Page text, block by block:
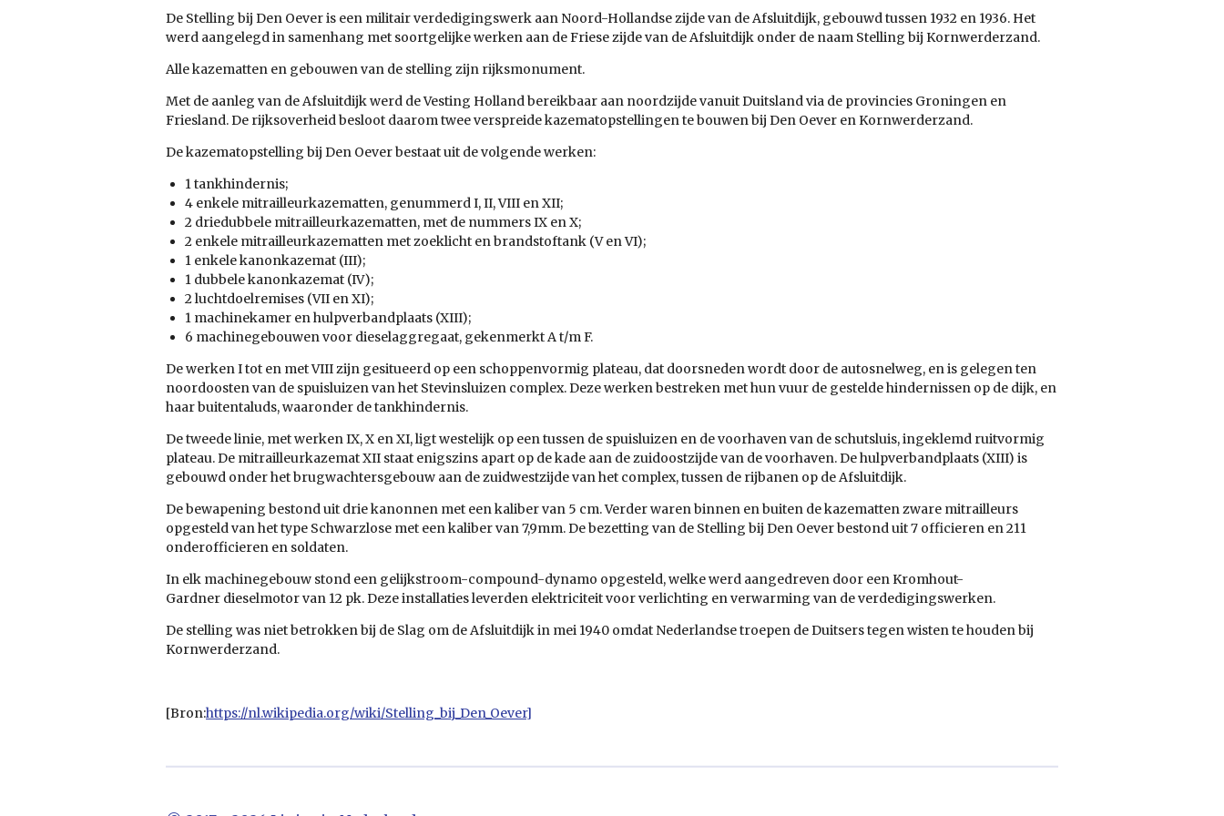
De Stelling bij Den Oever is een militair verdedigingswerk aan Noord-Hollandse zijde van de Afsluitdijk, gebouwd tussen 1932 en 1936. Het
werd aangelegd in samenhang met soortgelijke werken aan de Friese zijde van de Afsluitdijk onder de naam Stelling bij Kornwerderzand.
Alle kazematten en gebouwen van de stelling zijn rijksmonument.
Met de aanleg van de Afsluitdijk werd de Vesting Holland bereikbaar aan noordzijde vanuit Duitsland via de provincies Groningen en
Friesland. De rijksoverheid besloot daarom twee verspreide kazematopstellingen te bouwen bij Den Oever en Kornwerderzand.
De kazematopstelling bij Den Oever bestaat uit de volgende werken:
1 tankhindernis;
4 enkele mitrailleurkazematten, genummerd I, II, VIII en XII;
2 driedubbele mitrailleurkazematten, met de nummers IX en X;
2 enkele mitrailleurkazematten met zoeklicht en brandstoftank (V en VI);
1 enkele kanonkazemat (III);
1 dubbele kanonkazemat (IV);
2 luchtdoelremises (VII en XI);
1 machinekamer en hulpverbandplaats (XIII);
6 machinegebouwen voor dieselaggregaat, gekenmerkt A t/m F.
De werken I tot en met VIII zijn gesitueerd op een schoppenvormig plateau, dat doorsneden wordt door de autosnelweg, en is gelegen ten
noordoosten van de spuisluizen van het Stevinsluizen complex. Deze werken bestreken met hun vuur de gestelde hindernissen op de dijk, en
haar buitentaluds, waaronder de tankhindernis.
De tweede linie, met werken IX, X en XI, ligt westelijk op een tussen de spuisluizen en de voorhaven van de schutsluis, ingeklemd ruitvormig
plateau. De mitrailleurkazemat XII staat enigszins apart op de kade aan de zuidoostzijde van de voorhaven. De hulpverbandplaats (XIII) is
gebouwd onder het brugwachtersgebouw aan de zuidwestzijde van het complex, tussen de rijbanen op de Afsluitdijk.
De bewapening bestond uit drie kanonnen met een kaliber van 5 cm. Verder waren binnen en buiten de kazematten zware mitrailleurs
opgesteld van het type Schwarzlose met een kaliber van 7,9mm. De bezetting van de Stelling bij Den Oever bestond uit 7 officieren en 211
onderofficieren en soldaten.
In elk machinegebouw stond een gelijkstroom-compound-dynamo opgesteld, welke werd aangedreven door een Kromhout-
Gardner dieselmotor van 12 pk. Deze installaties leverden elektriciteit voor verlichting en verwarming van de verdedigingswerken.
De stelling was niet betrokken bij de Slag om de Afsluitdijk in mei 1940 omdat Nederlandse troepen de Duitsers tegen wisten te houden bij
Kornwerderzand.
[Bron:https://nl.wikipedia.org/wiki/Stelling_bij_Den_Oever]